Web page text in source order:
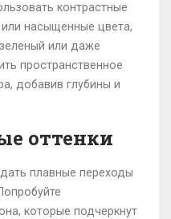
контрастные
насыщенные цвета,
или даже
пространственное
добавив глубины и
оттенки
плавные переходы
которые подчеркнут